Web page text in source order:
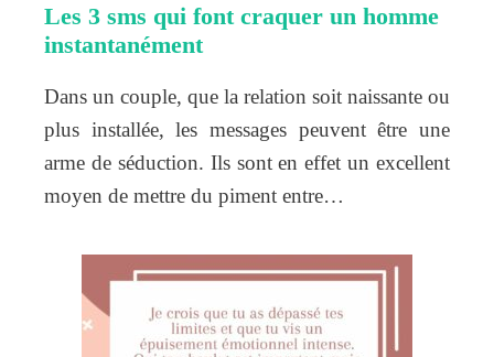
Les 3 sms qui font craquer un homme
instantanément
Dans un couple, que la relation soit naissante ou
plus installée, les messages peuvent être une
arme de séduction. Ils sont en effet un excellent
moyen de mettre du piment entre…